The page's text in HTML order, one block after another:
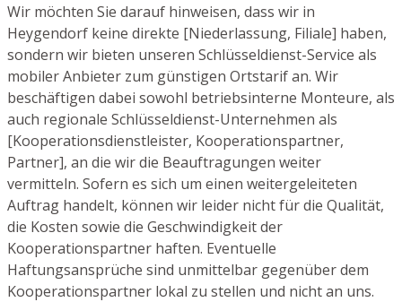
Wir möchten Sie darauf hinweisen, dass wir in
Heygendorf keine direkte [Niederlassung, Filiale] haben,
sondern wir bieten unseren Schlüsseldienst-Service als
mobiler Anbieter zum günstigen Ortstarif an. Wir
beschäftigen dabei sowohl betriebsinterne Monteure, als
auch regionale Schlüsseldienst-Unternehmen als
[Kooperationsdienstleister, Kooperationspartner,
Partner], an die wir die Beauftragungen weiter
vermitteln. Sofern es sich um einen weitergeleiteten
Auftrag handelt, können wir leider nicht für die Qualität,
die Kosten sowie die Geschwindigkeit der
Kooperationspartner haften. Eventuelle
Haftungsansprüche sind unmittelbar gegenüber dem
Kooperationspartner lokal zu stellen und nicht an uns.